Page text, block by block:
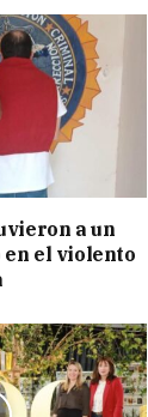
a un
el violento